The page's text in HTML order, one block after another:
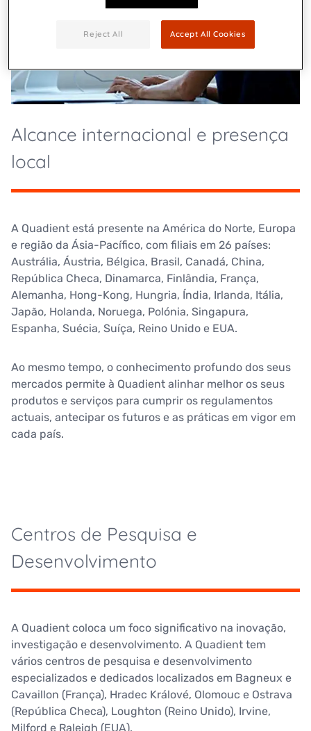
Alcance internacional e presença
local
A Quadient está presente na América do Norte, Europa
e região da Ásia-Pacífico, com filiais em 26 países:
Austrália, Áustria, Bélgica, Brasil, Canadá, China,
República Checa, Dinamarca, Finlândia, França,
Alemanha, Hong-Kong, Hungria, Índia, Irlanda, Itália,
Japão, Holanda, Noruega, Polónia, Singapura,
Espanha, Suécia, Suíça, Reino Unido e EUA.
Ao mesmo tempo, o conhecimento profundo dos seus
mercados permite à Quadient alinhar melhor os seus
produtos e serviços para cumprir os regulamentos
actuais, antecipar os futuros e as práticas em vigor em
cada país.
Centros de Pesquisa e
Desenvolvimento
A Quadient coloca um foco significativo na inovação,
investigação e desenvolvimento. A Quadient tem
vários centros de pesquisa e desenvolvimento
especializados e dedicados localizados em Bagneux e
Cavaillon (França), Hradec Králové, Olomouc e Ostrava
(República Checa), Loughton (Reino Unido), Irvine,
Milford e Raleigh (EUA).
Reject All Accept All Cookies